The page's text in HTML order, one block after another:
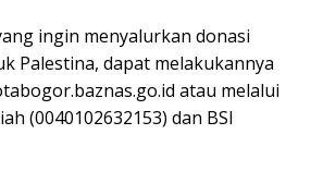
ingin menyalurkan donasi
Palestina, dapat melakukannya
atau melalui
(0040102632153) dan BSI